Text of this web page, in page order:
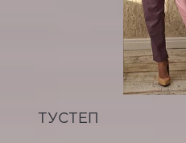
ТУСТЕП